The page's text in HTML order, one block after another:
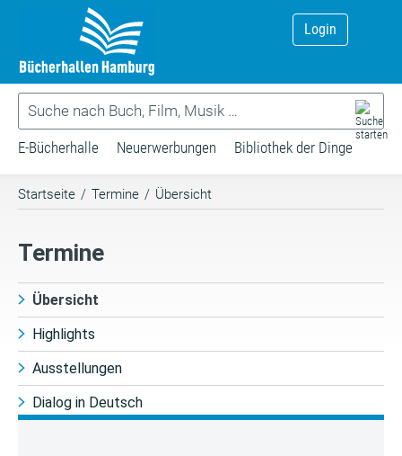
Login
E-Bücherhalle Neuerwerbungen Bibliothek der Dinge
Startseite / Termine / Übersicht
Termine
Übersicht
Highlights
Ausstellungen
Dialog in Deutsch